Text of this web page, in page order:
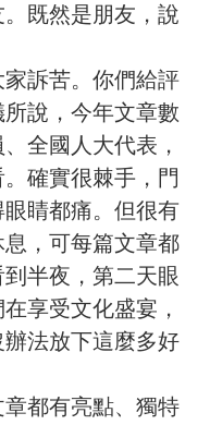
既然是朋友，說
訴苦。你們給評
說，今年文章數
全國人大代表，
確實很棘手，門
睛都痛。但很有
，可每篇文章都
半夜，第二天眼
享受文化盛宴，
法放下這麼多好
都有亮點、獨特